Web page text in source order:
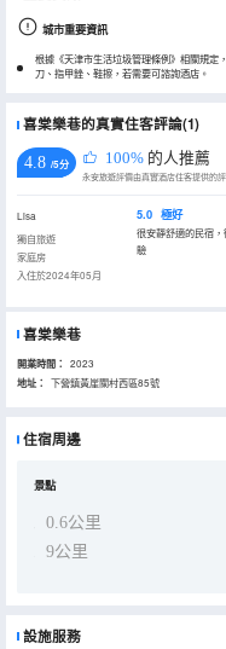
城市重要資訊
根據《天津市生活垃圾管理條例》相關規定
刀、指甲銼、鞋擦，若需要可諮詢酒店。
喜棠樂巷的真實住客評論(1)
4.8 /5分 100% 的人推薦
永安
Lisa
獨自旅遊
家庭房
入住於2024年05月
5.0 極好
很安靜舒適的民宿
驗
喜棠樂巷
開業時間： 2023
地址： 下營鎮黃崖關村西區85號
住宿周邊
景點
0.6公里
9公里
設施服務